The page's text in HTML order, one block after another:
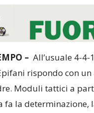
– All’usuale 4-
rispondo con
Moduli tattici a
fa la determinazione,